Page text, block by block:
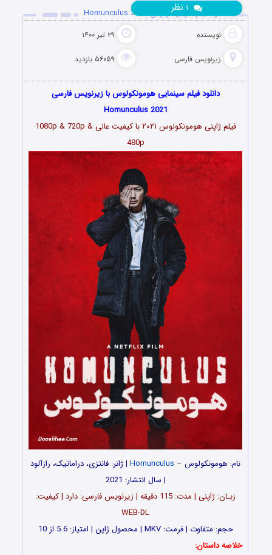
دانلود فیلم هومونکولوس Homunculus 2021
نویسنده ۲۹ تیر ۱۴۰۰
زیرنویس فارسی ۵۶۰۵۹ بازدید
نظر
دانلود فیلم سینمایی هومونکولوس با زیرنویس فارسی
Homunculus 2021
فیلم ژاپنی هومونکولوس ۲۰۲۱
با کیفیت عالی 1080p & 720p &
480p
نام: هومونکولوس – Homunculus | ژانر: فانتزی، دراماتیک، رازآلود
| سال انتشار: 2021
زبـان: ژاپنی | مدت: 115 دقیقه | زیرنویس فارسی: دارد | کیفیت:
WEB-DL
حجم: متفاوت | فرمت: MKV | محصول ژاپن | امتیاز: 5.6 از 10
خلاصه داستان: